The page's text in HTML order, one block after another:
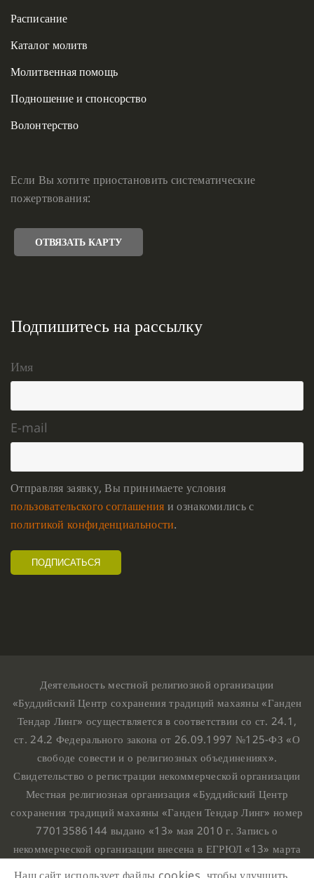
Расписание
Каталог молитв
Молитвенная помощь
Подношение и спонсорство
Волонтерство
Если Вы хотите приостановить систематические
пожертвования:
ОТВЯЗАТЬ КАРТУ
Подпишитесь на рассылку
Имя
E-mail
Отправляя заявку, Вы принимаете условия
пользовательского соглашения и ознакомились с
политикой конфиденциальности.
Деятельность местной религиозной организации
«Буддийский Центр сохранения традиций махаяны «Ганден
Тендар Линг» осуществляется в соответствии со ст. 24.1,
ст. 24.2 Федерального закона от 26.09.1997 №125-ФЗ «О
свободе совести и о религиозных объединениях».
Свидетельство о регистрации некоммерческой организации
Местная религиозная организация «Буддийский Центр
сохранения традиций махаяны «Ганден Тендар Линг» номер
77013586144 выдано «13» мая 2010 г. Запись о
некоммерческой организации внесена в ЕГРЮЛ «13» марта